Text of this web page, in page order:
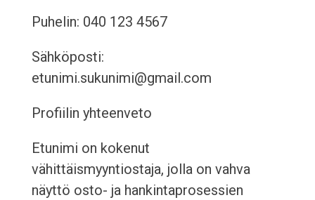
Puhelin: 040 123 4567
Sähköposti:
etunimi.sukunimi@gmail.com
Profiilin yhteenveto
Etunimi on kokenut
vähittäismyyntiostaja, jolla on vahva
näyttö osto- ja hankintaprosessien